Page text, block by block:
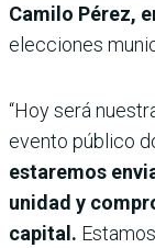
Camilo Pérez,
elecciones
“Hoy será
evento público
estaremos
unidad y
capital.